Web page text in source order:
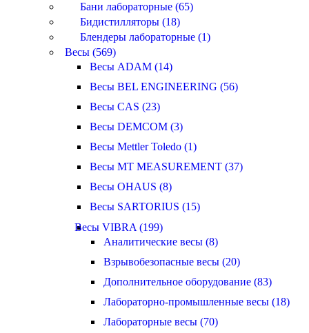
Бани лабораторные (65)
Бидистилляторы (18)
Блендеры лабораторные (1)
Весы (569)
Весы ADAM (14)
Весы BEL ENGINEERING (56)
Весы CAS (23)
Весы DEMCOM (3)
Весы Mettler Toledo (1)
Весы MT MEASUREMENT (37)
Весы OHAUS (8)
Весы SARTORIUS (15)
Весы VIBRA (199)
Аналитические весы (8)
Взрывобезопасные весы (20)
Дополнительное оборудование (83)
Лабораторно-промышленные весы (18)
Лабораторные весы (70)